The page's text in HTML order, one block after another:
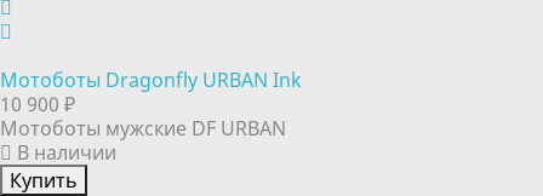
Мотоботы Dragonfly URBAN Ink
10 900 ₽
Мотоботы мужские DF URBAN
В наличии
Купить